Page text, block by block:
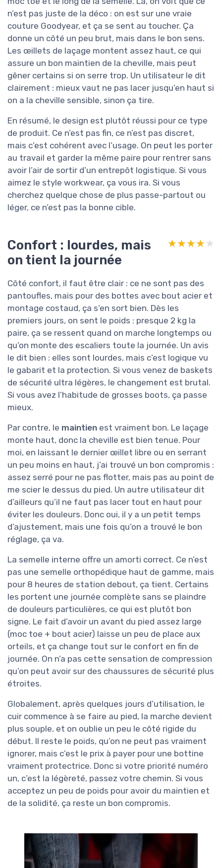
n’est pas juste de la déco : on est sur une vraie
couture Goodyear, et ça se sent au toucher. Ça
donne un côté un peu brut, mais dans le bon sens.
Les œillets de laçage montent assez haut, ce qui
assure un bon maintien de la cheville, mais peut
gêner certains si on serre trop. Un utilisateur le dit
clairement : mieux vaut ne pas lacer jusqu’en haut si
on a la cheville sensible, sinon ça tire.
En résumé, le design est plutôt réussi pour ce type
de produit. Ce n’est pas fin, ce n’est pas discret,
mais c’est cohérent avec l’usage. On peut les porter
au travail et garder la même paire pour rentrer sans
avoir l’air de sortir d’un entrepôt logistique. Si vous
aimez le style workwear, ça vous ira. Si vous
cherchez quelque chose de plus passe-partout ou
léger, ce n’est pas la bonne cible.
Confort : lourdes, mais
on tient la journée
★★★★★
★★★★★
Côté confort, il faut être clair : ce ne sont pas des
pantoufles, mais pour des bottes avec bout acier et
montage costaud, ça s’en sort bien. Dès les
premiers jours, on sent le poids : presque 2 kg la
paire, ça se ressent quand on marche longtemps ou
qu’on monte des escaliers toute la journée. Un avis
le dit bien : elles sont lourdes, mais c’est logique vu
le gabarit et la protection. Si vous venez de baskets
de sécurité ultra légères, le changement est brutal.
Si vous avez l’habitude de grosses boots, ça passe
mieux.
Par contre, le maintien est vraiment bon. Le laçage
monte haut, donc la cheville est bien tenue. Pour
moi, en laissant le dernier œillet libre ou en serrant
un peu moins en haut, j’ai trouvé un bon compromis :
assez serré pour ne pas flotter, mais pas au point de
me scier le dessus du pied. Un autre utilisateur dit
d’ailleurs qu’il ne faut pas lacer tout en haut pour
éviter les douleurs. Donc oui, il y a un petit temps
d’ajustement, mais une fois qu’on a trouvé le bon
réglage, ça va.
La semelle interne offre un amorti correct. Ce n’est
pas une semelle orthopédique haut de gamme, mais
pour 8 heures de station debout, ça tient. Certains
les portent une journée complète sans se plaindre
de douleurs particulières, ce qui est plutôt bon
signe. Le fait d’avoir un avant du pied assez large
(moc toe + bout acier) laisse un peu de place aux
orteils, et ça change tout sur le confort en fin de
journée. On n’a pas cette sensation de compression
qu’on peut avoir sur des chaussures de sécurité plus
étroites.
Globalement, après quelques jours d’utilisation, le
cuir commence à se faire au pied, la marche devient
plus souple, et on oublie un peu le côté rigide du
début. Il reste le poids, qu’on ne peut pas vraiment
ignorer, mais c’est le prix à payer pour une bottine
vraiment protectrice. Donc si votre priorité numéro
un, c’est la légèreté, passez votre chemin. Si vous
acceptez un peu de poids pour avoir du maintien et
de la solidité, ça reste un bon compromis.